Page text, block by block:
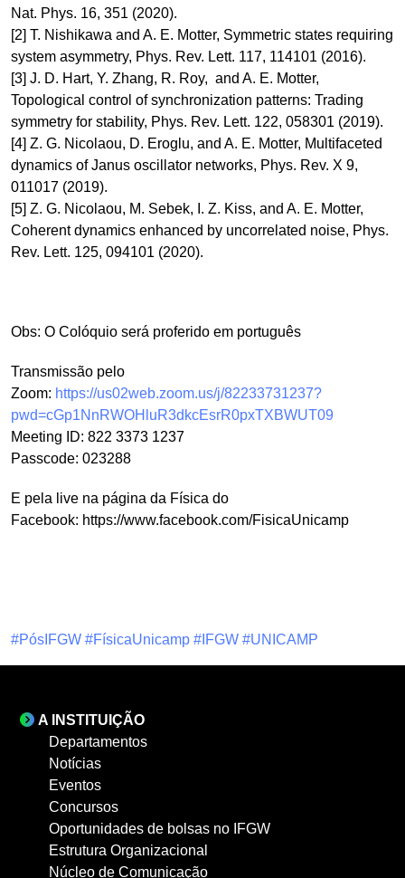
Nat. Phys. 16, 351 (2020).
[2] T. Nishikawa and A. E. Motter, Symmetric states requiring
system asymmetry, Phys. Rev. Lett. 117, 114101 (2016).
[3] J. D. Hart, Y. Zhang, R. Roy, and A. E. Motter,
Topological control of synchronization patterns: Trading
symmetry for stability, Phys. Rev. Lett. 122, 058301 (2019).
[4] Z. G. Nicolaou, D. Eroglu, and A. E. Motter, Multifaceted
dynamics of Janus oscillator networks, Phys. Rev. X 9,
011017 (2019).
[5] Z. G. Nicolaou, M. Sebek, I. Z. Kiss, and A. E. Motter,
Coherent dynamics enhanced by uncorrelated noise, Phys.
Rev. Lett. 125, 094101 (2020).
Obs: O Colóquio será proferido em português
Transmissão pelo
Zoom: https://us02web.zoom.us/j/82233731237?
pwd=cGp1NnRWOHluR3dkcEsrR0pxTXBWUT09
Meeting ID: 822 3373 1237
Passcode: 023288
E pela live na página da Física do
Facebook: https://www.facebook.com/FisicaUnicamp
#PósIFGW #FísicaUnicamp #IFGW #UNICAMP
A INSTITUIÇÃO
Departamentos
Notícias
Eventos
Concursos
Oportunidades de bolsas no IFGW
Estrutura Organizacional
Núcleo de Comunicação